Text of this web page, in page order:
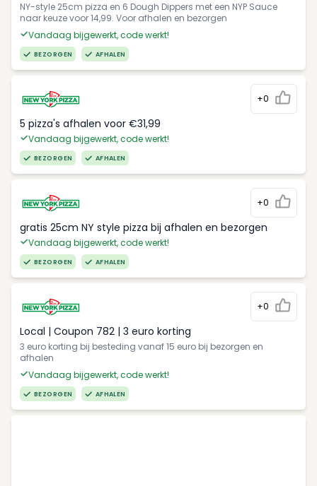
NY-style 25cm pizza en 6 Dough Dippers met een NYP Sauce
naar keuze voor 14,99. Voor afhalen en bezorgen
Vandaag bijgewerkt, code werkt!
BEZORGEN AFHALEN
+0
5 pizza's afhalen voor €31,99
Vandaag bijgewerkt, code werkt!
BEZORGEN AFHALEN
+0
gratis 25cm NY style pizza bij afhalen en bezorgen
Vandaag bijgewerkt, code werkt!
BEZORGEN AFHALEN
+0
Local | Coupon 782 | 3 euro korting
3 euro korting bij besteding vanaf 15 euro bij bezorgen en
afhalen
Vandaag bijgewerkt, code werkt!
BEZORGEN AFHALEN